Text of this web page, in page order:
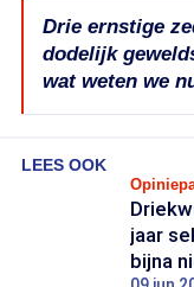
Drie ernstige
dodelijk
wat weten we
Afgelopen
jarige Lisa op
gevonden door
overleden.
LEES OOK
jaar
bijna